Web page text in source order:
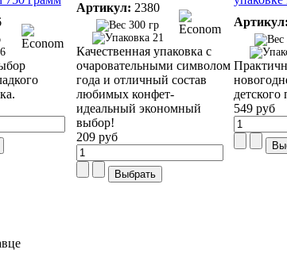
Артикул: 2380
300 гр
21
Качественная упаковка с
очаровательными символом
года и отличный состав
любимых конфет-
идеальный экономный
выбор!
209 руб
Артикул:
детского
549 руб